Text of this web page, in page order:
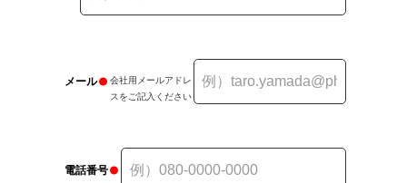
メール
会社用メールアドレ
スをご記入ください
電話番号